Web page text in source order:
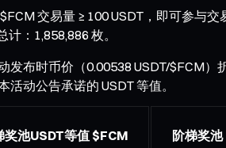
交易量 ≥ 100 USDT，即可参与
：1,858,886 枚。
发布时币价（0.00538 USDT/$FCM
活动公告承诺的 USDT 等值。
奖池USDT等值 $FCM 阶梯奖